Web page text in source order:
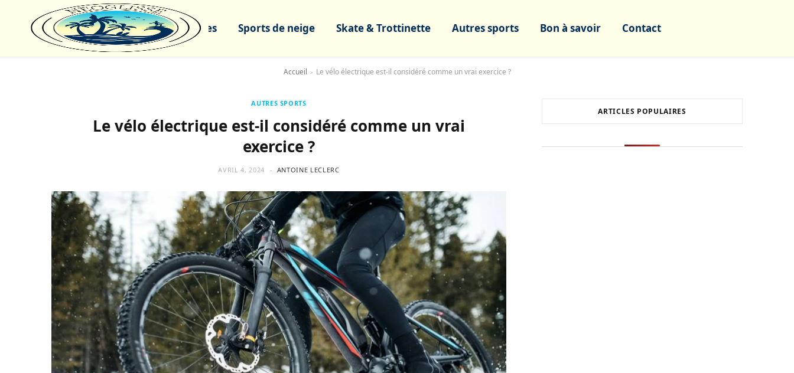
Sports nautiques Sports de neige Skate & Trottinette Autres sports Bon à savoir Contact
Accueil > Le vélo électrique est-il considéré comme un vrai exercice ?
AUTRES SPORTS
Le vélo électrique est-il considéré comme un vrai
exercice ?
AVRIL 4, 2024 ANTOINE LECLERC
ARTICLES POPULAIRES